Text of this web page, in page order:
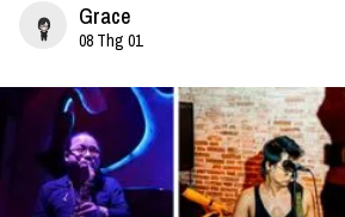
Grace
08 Thg 01